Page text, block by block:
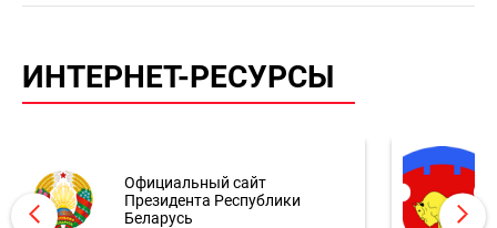
ИНТЕРНЕТ-РЕСУРСЫ
Официальный сайт
Президента Республики
Беларусь